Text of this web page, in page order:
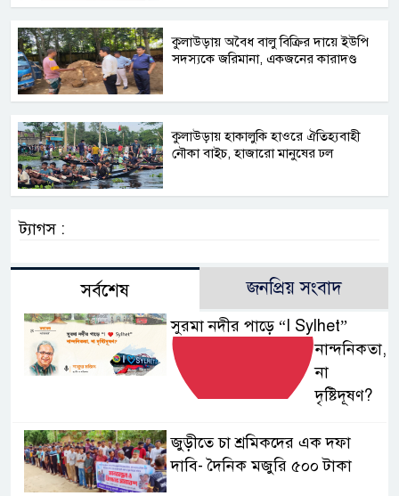
কুলাউড়ায় অবৈধ বালু বিক্রির দায়ে ইউপি
সদস্যকে জরিমানা, একজনের কারাদণ্ড
কুলাউড়ায় হাকালুকি হাওরে ঐতিহ্যবাহী
নৌকা বাইচ, হাজারো মানুষের ঢল
ট্যাগস :
সর্বশেষ জনপ্রিয় সংবাদ
সুরমা নদীর পাড়ে “I Sylhet”
নান্দনিকতা,
না
দৃষ্টিদূষণ?
জুড়ীতে চা শ্রমিকদের এক দফা
দাবি- দৈনিক মজুরি ৫০০ টাকা